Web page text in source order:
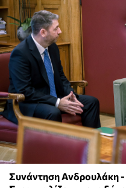
Συνάντηση Ανδρουλάκη -